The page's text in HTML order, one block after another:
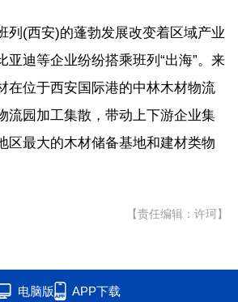
列(西安)的蓬勃发展改变着区域产业
亚迪等企业纷纷搭乘班列“出海”。来
在位于西安国际港的中林木材物流
流园加工集散，带动上下游企业集
区最大的木材储备基地和建材类物
【责任编辑：许珂】
电脑版 APP下载